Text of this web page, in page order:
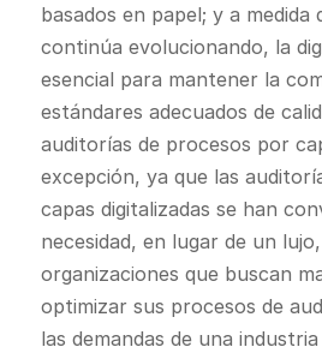
basados en papel; y a medida
continúa evolucionando, la
esencial para mantener la
estándares adecuados de
auditorías de procesos por
excepción, ya que las
capas digitalizadas se han
necesidad, en lugar de un
organizaciones que buscan
optimizar sus procesos de
las demandas de una